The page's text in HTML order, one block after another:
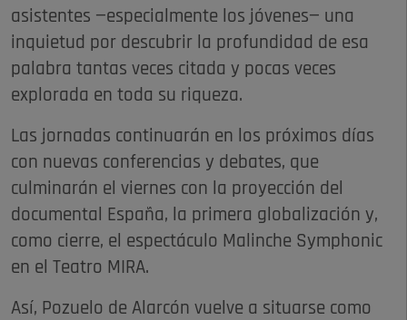
asistentes —especialmente los jóvenes— una
inquietud por descubrir la profundidad de esa
palabra tantas veces citada y pocas veces
explorada en toda su riqueza.
Las jornadas continuarán en los próximos días
con nuevas conferencias y debates, que
culminarán el viernes con la proyección del
documental España, la primera globalización y,
como cierre, el espectáculo Malinche Symphonic
en el Teatro MIRA.
Así, Pozuelo de Alarcón vuelve a situarse como